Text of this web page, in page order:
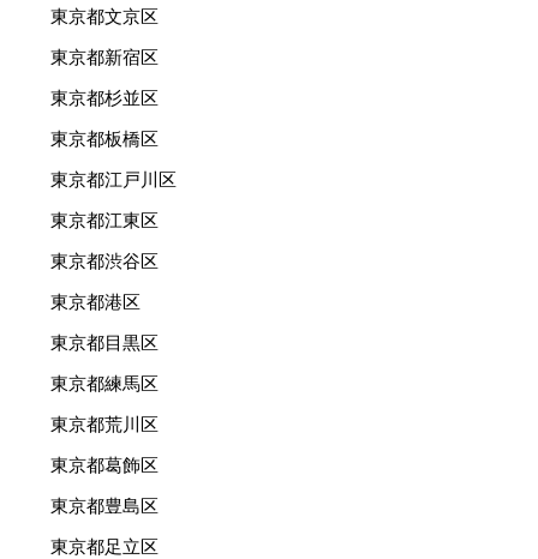
東京都文京区
東京都新宿区
東京都杉並区
東京都板橋区
東京都江戸川区
東京都江東区
東京都渋谷区
東京都港区
東京都目黒区
東京都練馬区
東京都荒川区
東京都葛飾区
東京都豊島区
東京都足立区